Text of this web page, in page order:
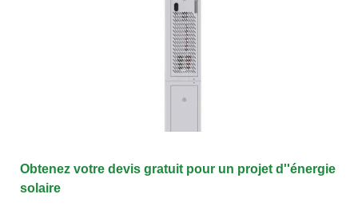
Obtenez votre devis gratuit pour un projet d''énergie
solaire